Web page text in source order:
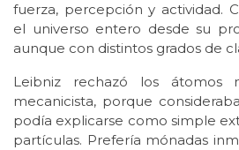
fuerza, percepción y actividad.
el universo entero desde su
aunque con distintos grados de
Leibniz rechazó los átomos
mecanicista, porque
podía explicarse como simple
partículas. Prefería mónadas